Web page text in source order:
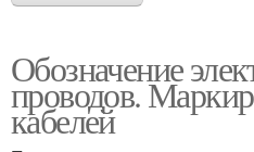
Обозначение
проводов.
кабелей